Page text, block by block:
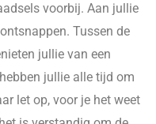
voorbij. Aan jullie
Tussen de
jullie van een
jullie alle tijd om
let op, voor je het weet